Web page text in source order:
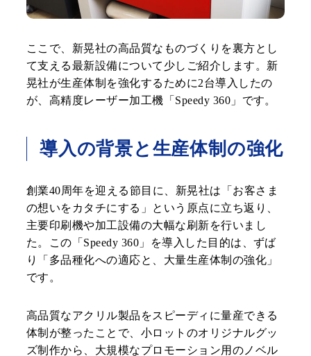
ここで、新晃社の高品質なものづくりを裏方とし
て支える最新設備について少しご紹介します。新
晃社が生産体制を強化するために2台導入したの
が、高精度レーザー加工機「Speedy 360」です。
導入の背景と生産体制の強化
創業40周年を迎える節目に、新晃社は「お客さま
の想いをカタチにする」という原点に立ち返り、
主要印刷機や加工設備の大幅な刷新を行いまし
た。この「Speedy 360」を導入した目的は、ずば
り「多品種化への適応と、大量生産体制の強化」
です。
高品質なアクリル製品をスピーディに量産できる
体制が整ったことで、小ロットのオリジナルグッ
ズ制作から、大規模なプロモーション用のノベル